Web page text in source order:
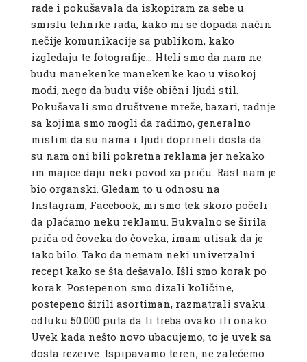
rade i pokušavala da iskopiram za sebe u
smislu tehnike rada, kako mi se dopada način
nečije komunikacije sa publikom, kako
izgledaju te fotografije… Hteli smo da nam ne
budu manekenke manekenke kao u visokoj
modi, nego da budu više obični ljudi stil.
Pokušavali smo društvene mreže, bazari, radnje
sa kojima smo mogli da radimo, generalno
mislim da su nama i ljudi doprineli dosta da
su nam oni bili pokretna reklama jer nekako
im majice daju neki povod za priču. Rast nam je
bio organski. Gledam to u odnosu na
Instagram, Facebook, mi smo tek skoro počeli
da plaćamo neku reklamu. Bukvalno se širila
priča od čoveka do čoveka, imam utisak da je
tako bilo. Tako da nemam neki univerzalni
recept kako se šta dešavalo. Išli smo korak po
korak. Postepenon smo dizali količine,
postepeno širili asortiman, razmatrali svaku
odluku 50.000 puta da li treba ovako ili onako.
Uvek kada nešto novo ubacujemo, to je uvek sa
dosta rezerve. Ispipavamo teren, ne zalećemo